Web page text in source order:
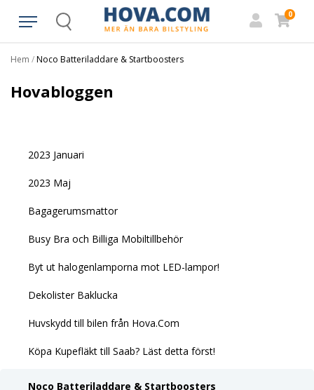
Search
0
Hem /Noco Batteriladdare & Startboosters
Hovabloggen
2023 Januari
2023 Maj
Bagagerumsmattor
Busy Bra och Billiga Mobiltillbehör
Byt ut halogenlamporna mot LED-lampor!
Dekolister Baklucka
Huvskydd till bilen från Hova.Com
Köpa Kupefläkt till Saab? Läst detta först!
Noco Batteriladdare & Startboosters